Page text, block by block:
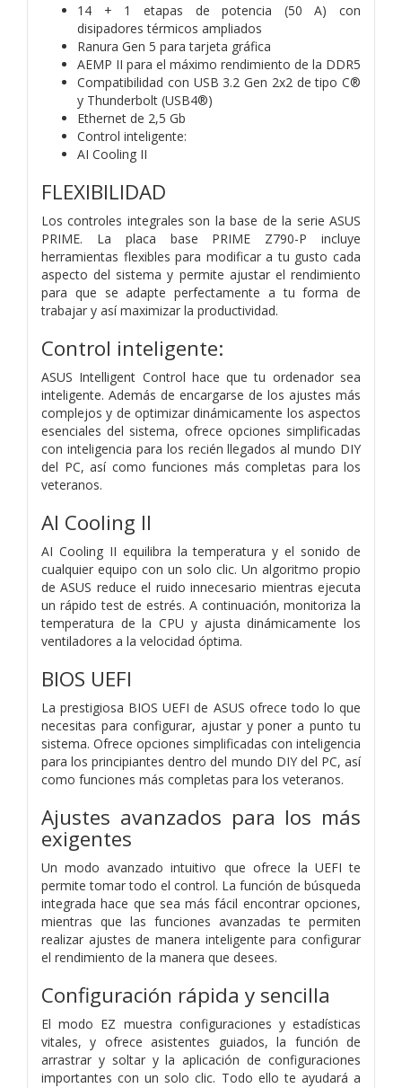
14 + 1 etapas de potencia (50 A) con
disipadores térmicos ampliados
Ranura Gen 5 para tarjeta gráfica
AEMP II para el máximo rendimiento de la DDR5
Compatibilidad con USB 3.2 Gen 2x2 de tipo C®
y Thunderbolt (USB4®)
Ethernet de 2,5 Gb
Control inteligente:
AI Cooling II
FLEXIBILIDAD
Los controles integrales son la base de la serie ASUS
PRIME. La placa base PRIME Z790-P incluye
herramientas flexibles para modificar a tu gusto cada
aspecto del sistema y permite ajustar el rendimiento
para que se adapte perfectamente a tu forma de
trabajar y así maximizar la productividad.
Control inteligente:
ASUS Intelligent Control hace que tu ordenador sea
inteligente. Además de encargarse de los ajustes más
complejos y de optimizar dinámicamente los aspectos
esenciales del sistema, ofrece opciones simplificadas
con inteligencia para los recién llegados al mundo DIY
del PC, así como funciones más completas para los
veteranos.
AI Cooling ll
AI Cooling II equilibra la temperatura y el sonido de
cualquier equipo con un solo clic. Un algoritmo propio
de ASUS reduce el ruido innecesario mientras ejecuta
un rápido test de estrés. A continuación, monitoriza la
temperatura de la CPU y ajusta dinámicamente los
ventiladores a la velocidad óptima.
BIOS UEFI
La prestigiosa BIOS UEFI de ASUS ofrece todo lo que
necesitas para configurar, ajustar y poner a punto tu
sistema. Ofrece opciones simplificadas con inteligencia
para los principiantes dentro del mundo DIY del PC, así
como funciones más completas para los veteranos.
Ajustes avanzados para los más
exigentes
Un modo avanzado intuitivo que ofrece la UEFI te
permite tomar todo el control. La función de búsqueda
integrada hace que sea más fácil encontrar opciones,
mientras que las funciones avanzadas te permiten
realizar ajustes de manera inteligente para configurar
el rendimiento de la manera que desees.
Configuración rápida y sencilla
El modo EZ muestra configuraciones y estadísticas
vitales, y ofrece asistentes guiados, la función de
arrastrar y soltar y la aplicación de configuraciones
importantes con un solo clic. Todo ello te ayudará a